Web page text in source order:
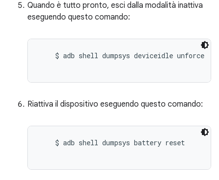
Quando è tutto pronto, esci dalla modalità inattiva
eseguendo questo comando:
    $ adb shell dumpsys deviceidle unforce
Riattiva il dispositivo eseguendo questo comando:
    $ adb shell dumpsys battery reset